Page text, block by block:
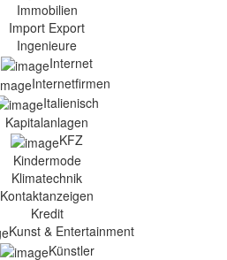
Immobilien
Import Export
Ingenieure
Internet
Internetfirmen
Italienisch
Kapitalanlagen
KFZ
Kindermode
Klimatechnik
Kontaktanzeigen
Kredit
Kunst & Entertainment
Künstler